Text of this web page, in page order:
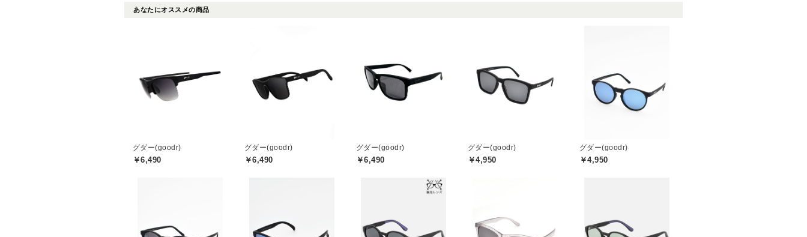
あなたにオススメの商品
グダー(goodr)
￥6,490
グダー(goodr)
￥6,490
グダー(goodr)
￥6,490
グダー(goodr)
￥4,950
グダー(goodr)
￥4,950